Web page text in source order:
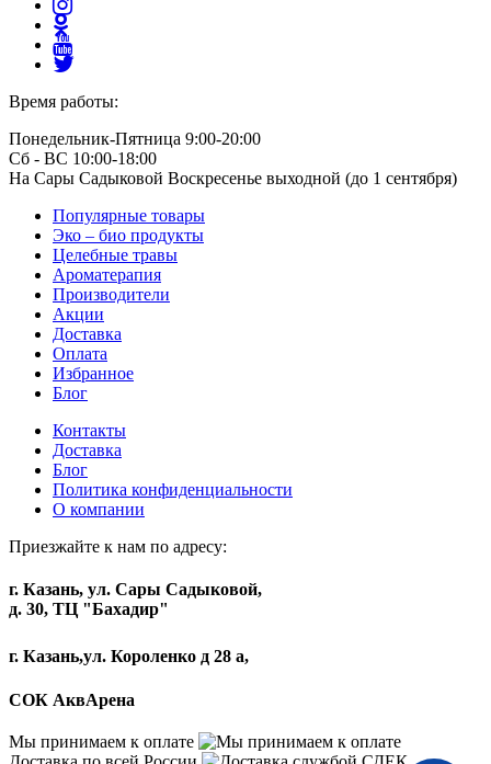
Время работы:
Понедельник-Пятница 9:00-20:00
Сб - ВС 10:00-18:00
На Сары Садыковой Воскресенье выходной (до 1 сентября)
Популярные товары
Эко – био продукты
Целебные травы
Ароматерапия
Производители
Акции
Доставка
Оплата
Избранное
Блог
Контакты
Доставка
Блог
Политика конфиденциальности
О компании
Приезжайте к нам по адресу:
г. Казань, ул. Сары Садыковой,
д. 30, ТЦ "Бахадир"
г. Казань,ул. Короленко д 28 а,
СОК АквАрена
Мы принимаем к оплате